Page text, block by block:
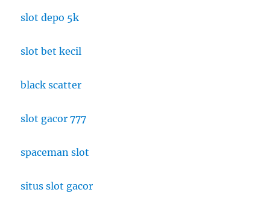
slot depo 5k
slot bet kecil
black scatter
slot gacor 777
spaceman slot
situs slot gacor